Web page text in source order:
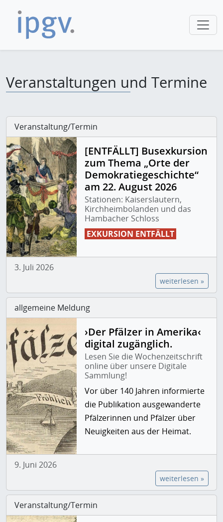
Veranstaltungen und Termine
Veranstaltung/Termin
[ENTFÄLLT] Busexkursion
zum Thema „Orte der
Demokratiegeschichte“
am 22. August 2026
Stationen: Kaiserslautern,
Kirchheimbolanden und das
Hambacher Schloss
EXKURSION ENTFÄLLT
3. Juli 2026
weiterlesen »
allgemeine Meldung
›Der Pfälzer in Amerika‹
digital zugänglich.
Lesen Sie die Wochenzeitschrift
online über unsere Digitale
Sammlung!
Vor über 140 Jahren informierte
die Publikation ausgewanderte
Pfälzerinnen und Pfälzer über
Neuigkeiten aus der Heimat.
9. Juni 2026
weiterlesen »
Veranstaltung/Termin